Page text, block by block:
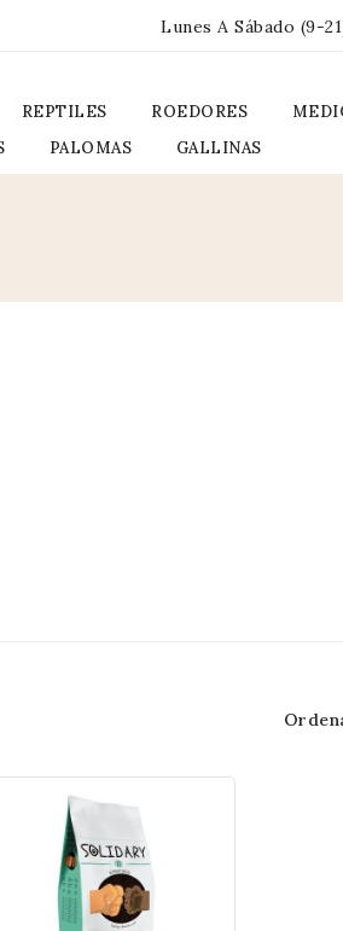
Lunes A Sábado (9-
REPTILES ROEDORES
PALOMAS GALLINAS